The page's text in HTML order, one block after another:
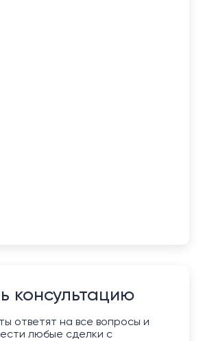
консультацию
ответят на все вопросы и
любые сделки с